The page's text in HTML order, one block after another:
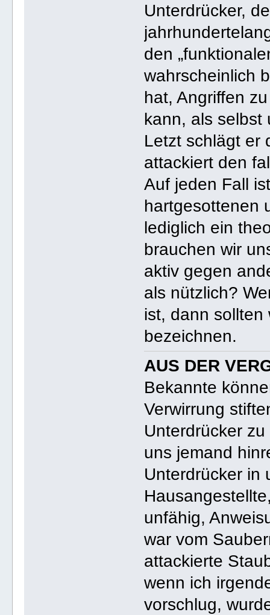
Unterdrücker,
den
wahrscheinlich
hat, Angriffen
kann, als selbst
Letzt schlägt er
attackiert den
Auf jeden Fall
hartgesottenen
lediglich ein
brauchen wir
aktiv gegen
als nützlich?
ist, dann sollten
bezeichnen.
AUS DER
Bekannte
Verwirrung
Unterdrücker
uns jemand
Unterdrücker in
unfähig,
war vom
attackierte
wenn ich
vorschlug,